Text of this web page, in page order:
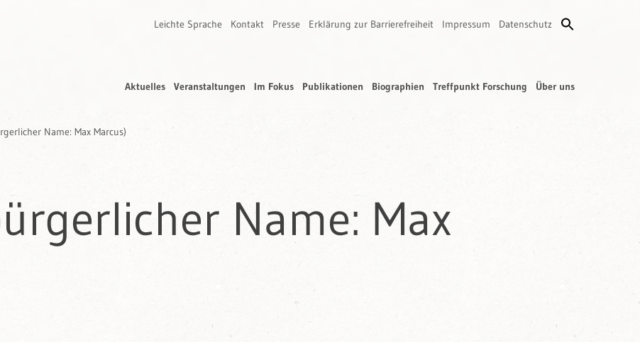
Leichte Sprache Kontakt Presse Erklärung zur Barrierefreiheit Impressum Datenschutz
Aktuelles Veranstaltungen Im Fokus Publikationen Biographien Treffpunkt Forschung Über uns
Name: Max Marcus)
Name: Max